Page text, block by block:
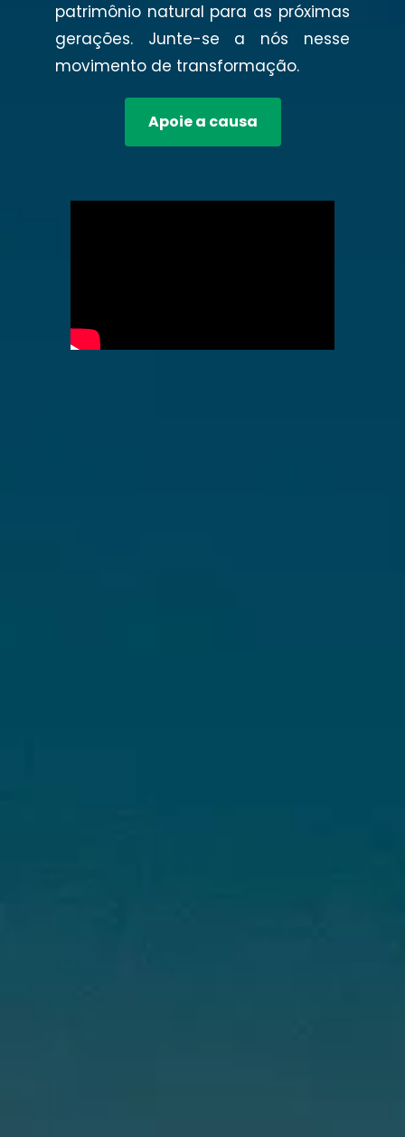
patrimônio natural para as próximas
gerações. Junte-se a nós nesse
movimento de transformação.
Apoie a causa